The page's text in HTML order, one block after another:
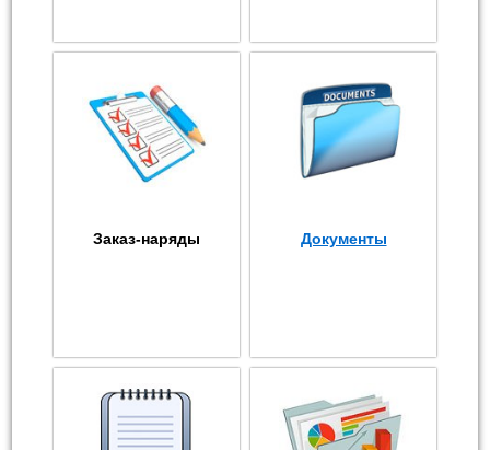
Заказ-наряды Документы